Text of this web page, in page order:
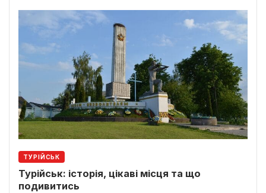
ТУРІЙСЬК
Турійськ: історія, цікаві місця та що
подивитись